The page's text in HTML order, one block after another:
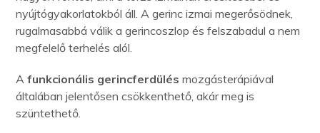
nyújtógyakorlatokból áll. A gerinc izmai megerősödnek,
rugalmasabbá válik a gerincoszlop és felszabadul a nem
megfelelő terhelés alól.
Afunkcionális gerincferdülés mozgásterápiával
általában jelentősen csökkenthető, akár meg is
szüntethető.